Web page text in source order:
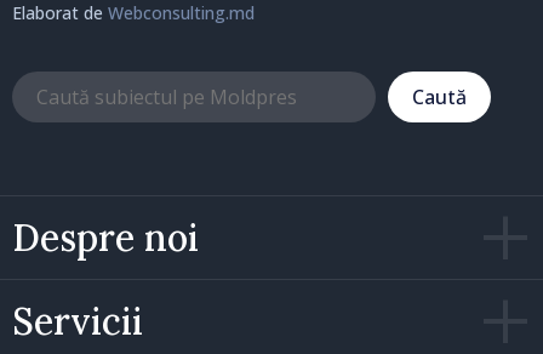
Despre noi
Servicii
Elaborat de Webconsulting.md
Caută